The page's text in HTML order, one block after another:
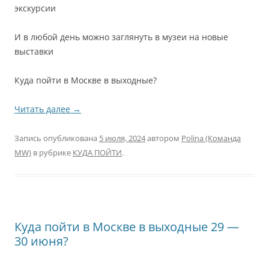
экскурсии
И в любой день можно заглянуть в музеи на новые
выставки
Куда пойти в Москве в выходные?
Читать далее →
Запись опубликована 5 июля, 2024автором Polina (Команда
MW) в рубрике КУДА ПОЙТИ.
Куда пойти в Москве в выходные 29 —
30 июня?